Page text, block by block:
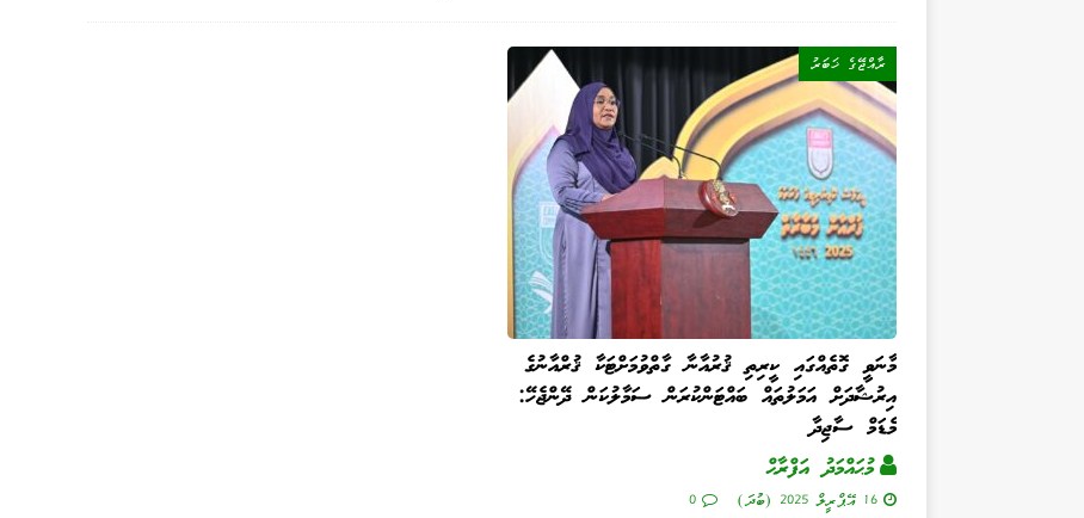
ރާއްޖޭގެ ޚަބަރު
މާނަވީ ގޮތެއްގައި ކީރިތި ޤުރުއާނާ ގާތްވުމަށްޓަކާ ޤުރްއާނުގެ
އިރުޝާދަށް އަމަލުތައް ބައްޓަންކުރަން ސަމާލުކަން ދޭންޖެހޭ:
މެޑަމް ސާޖިދާ
މުޙައްމަދު އަފްރާޙް
16 އޭޕްރީލް 2025 (ބުދަ) 0